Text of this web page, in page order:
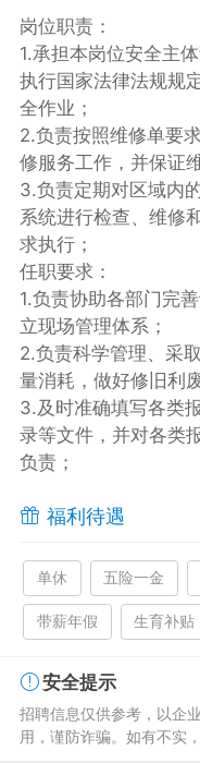
岗位职责：
1.承担本岗位安全主
执行国家法律法规规
全作业；
2.负责按照维修单要
修服务工作，并保证
3.负责定期对区域内
系统进行检查、维修
求执行；
任职要求：
1.负责协助各部门完
立现场管理体系；
2.负责科学管理、采
量消耗，做好修旧利
3.及时准确填写各类
录等文件，并对各类
负责；
福利待遇
单休 五险一金
带薪年假 生育补贴
安全提示
招聘信息仅供参考，以企
用，谨防诈骗。如有不实